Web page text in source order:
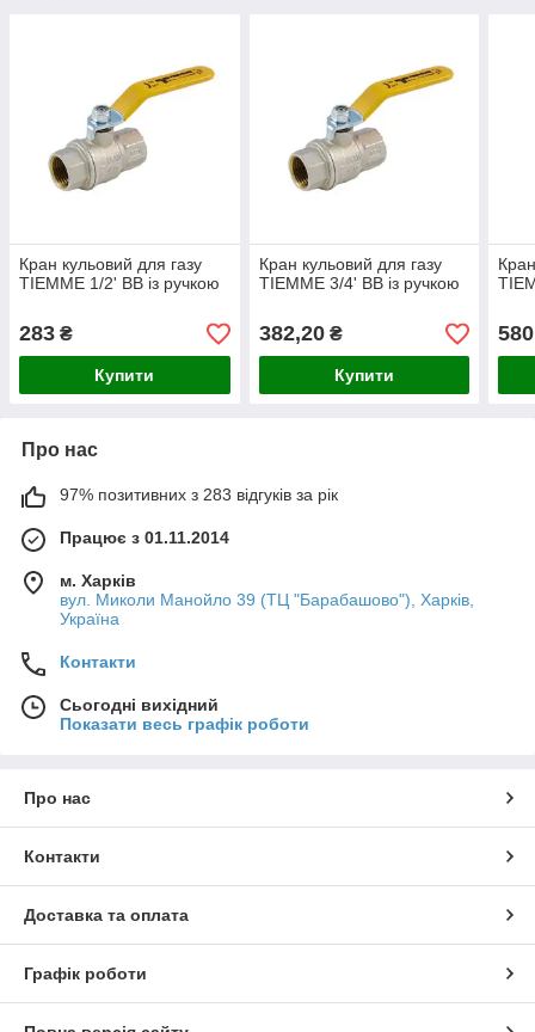
Кран кульовий для газу
TIEMME 1/2' ВВ із ручкою
283 ₴
Купити
Кран кульовий для газу
TIEMME 3/4' ВВ із ручкою
382,20₴
Купити
Про нас
97% позитивних з 283 відгуків за рік
Працює з 01.11.2014
м. Харків
вул. Миколи Манойло 39 (ТЦ "Барабашово"), Харків,
Україна
Контакти
Сьогодні вихідний
Показати весь графік роботи
Про нас
Контакти
Доставка та оплата
Графік роботи